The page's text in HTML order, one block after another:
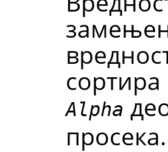
Alpha